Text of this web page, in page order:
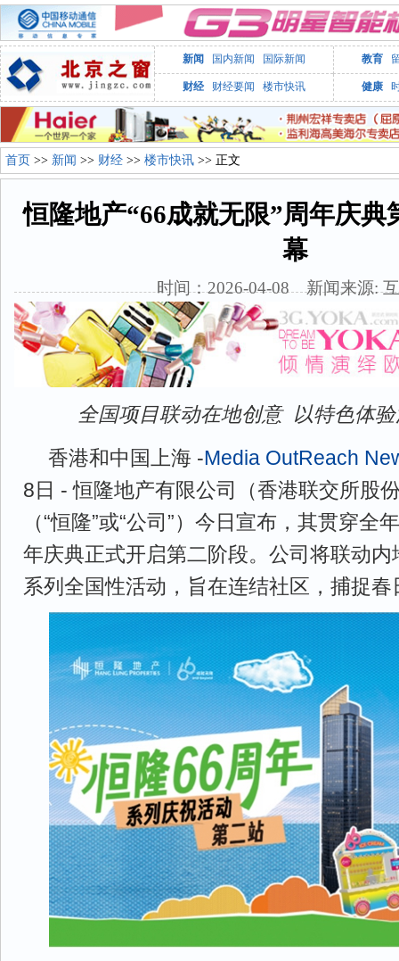
新闻 国内新闻 国际新闻 教育
财经 财经要闻 楼市快讯 健康
首页 >> 新闻 >> 财经 >> 楼市快讯 >> 正文
恒隆地产“66成就无限”周年庆典
幕
时间：2026-04-08 新闻来源:
全国项目联动在地创意 以特色体
香港和中国上海 -Media OutReach
8日 - 恒隆地产有限公司（香港联交所股
（“恒隆”或“公司”）今日宣布，其贯穿全
年庆典正式开启第二阶段。公司将联动
系列全国性活动，旨在连结社区，捕捉